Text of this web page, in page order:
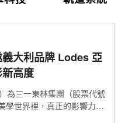
義大利品牌 Lodes 亞
高度
為三一東林集團（股票代號
學世界裡，真正的影響力，